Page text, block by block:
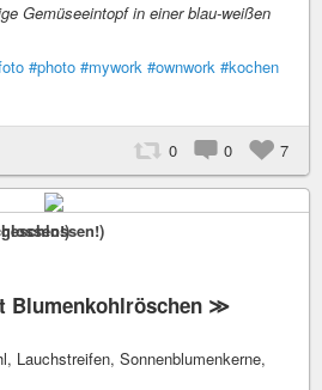
Gemüseeintopf in einer blau-weißen
#photo #mywork #ownwork #kochen
0 0 7
Blumenkohlröschen ≫
Lauchstreifen, Sonnenblumenkerne,